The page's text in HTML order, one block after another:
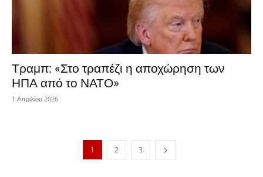
Τραμπ: «Στο τραπέζι η αποχώρηση των
ΗΠΑ από το ΝΑΤΟ»
1 Απριλίου 2026
1 2 3